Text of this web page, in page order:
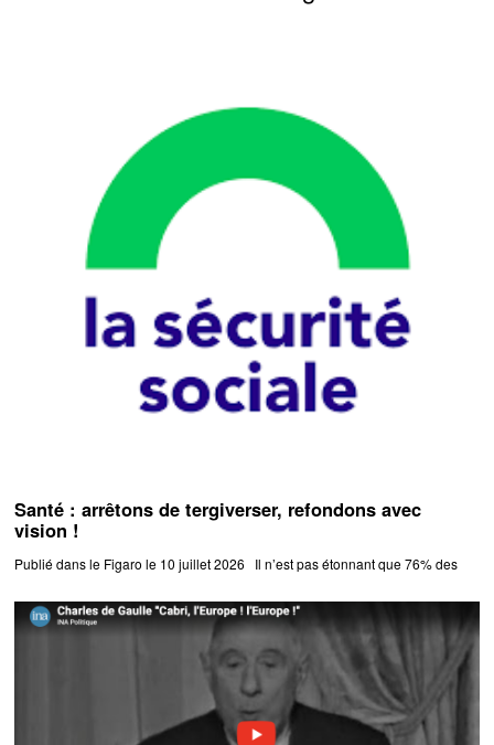
Santé : arrêtons de tergiverser, refondons avec
vision !
Publié dans le Figaro le 10 juillet 2026 Il n’est pas étonnant que 76% des